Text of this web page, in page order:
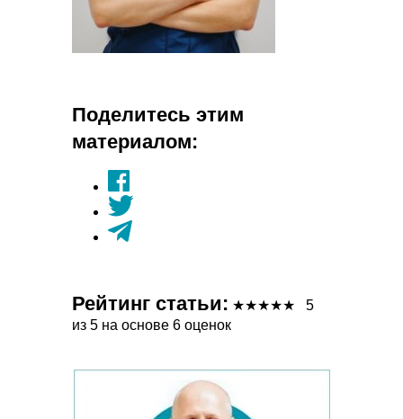
Поделитесь этим
материалом:
Рейтинг статьи: ★★★★★ 5
из 5 на основе 6 оценок